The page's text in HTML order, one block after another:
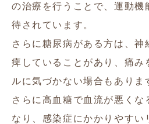
の治療を行うことで、運動機
待されています。
さらに糖尿病がある方は、神
痺していることがあり、痛み
ルに気づかない場合もありま
さらに高血糖で血流が悪くな
なり、感染症にかかりやすい